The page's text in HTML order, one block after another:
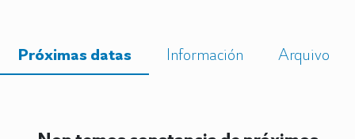
Próximas datas Información Arquivo